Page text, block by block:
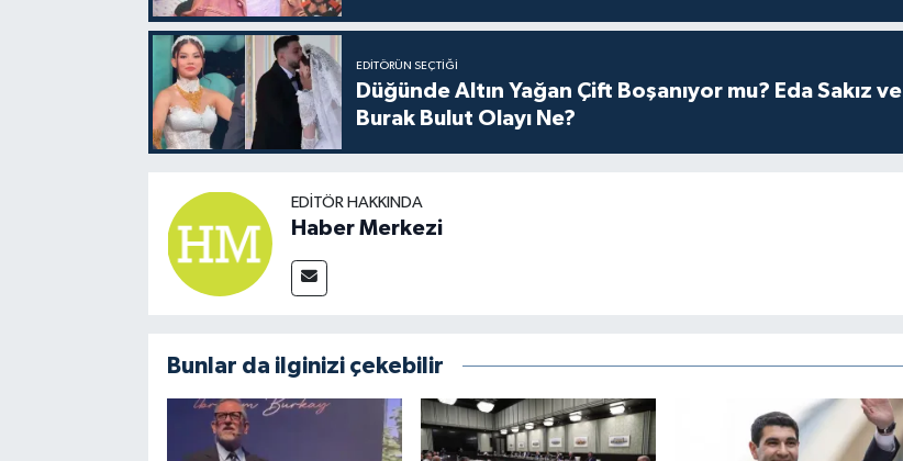
EDITÖRÜN SEÇTIĞI
Düğünde Altın Yağan Çift Boşanıyor mu? Eda Sakız ve
Burak Bulut Olayı Ne?
EDITÖR HAKKINDA
Haber Merkezi
Bunlar da ilginizi çekebilir